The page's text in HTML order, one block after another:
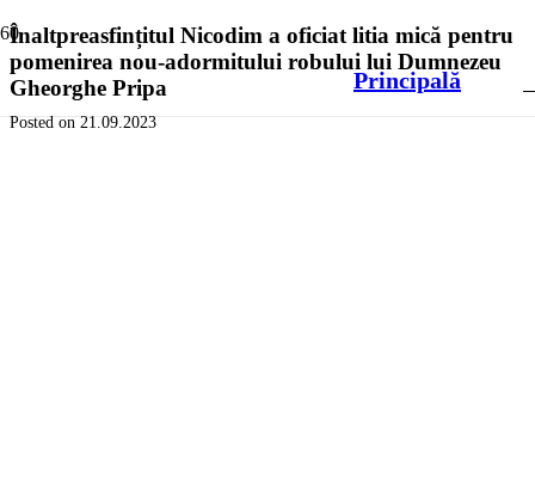
Principală
Înaltpreasfințitul Nicodim a oficiat litia mică pentru
pomenirea nou-adormitului robului lui Dumnezeu
Gheorghe Pripa
Posted on 21.09.2023